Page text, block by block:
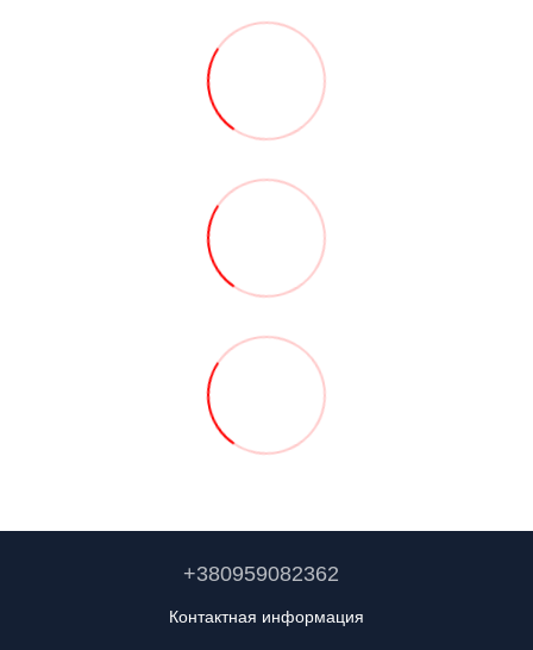
+380959082362
Контактная информация